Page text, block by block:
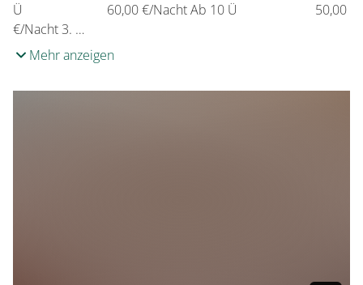
Ü 60,00 €/Nacht Ab 10 Ü 50,00
€/Nacht 3. …
Mehr anzeigen